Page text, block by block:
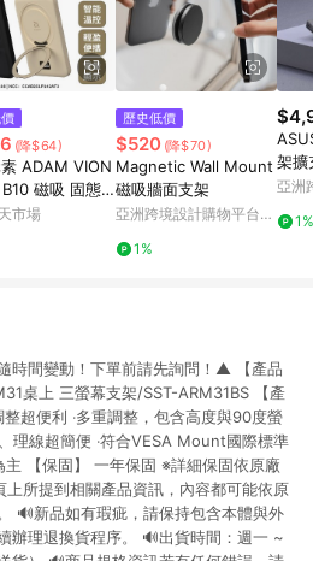
(降$64)
ADAM VION
磁吸 固態
旋轉 支架 行動
市場
歷史低價
$520 (降$70)
Magnetic Wall Mount
磁吸牆面支架
亞洲跨境設計購物平台
1%
架擴
亞洲
1%
時間變動！下單前請先詢問！▲ 【產品
桌上 三螢幕支架/SST-ARM31BS 【產
超便利 ‧多重調整，包含高度與90度螢
理線超簡便 ‧符合VESA Mount國際標準
【保固】 一年保固 ※詳細保固依原廠
所提到相關產品資訊，內容都可能依原
🔊新品如有瑕疵，請保持包含本體與外
辦理退換貨程序。 🔊出貨時間：週一 ~